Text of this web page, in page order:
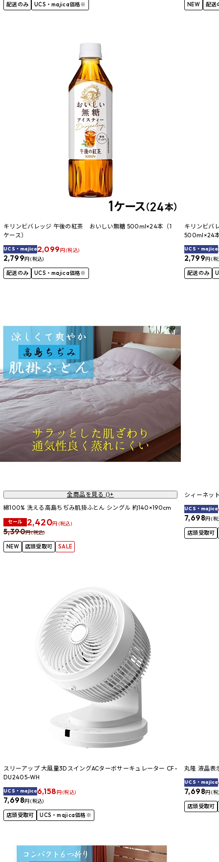
配送のみ UCS・majica価格※ NEW 配送
キリンビバレッジ 午後の紅茶 おいしい無糖 500ml×24本（1
ケース）
UCS・majica2,099円 (税込)
2,799円 (税込)
配送のみ UCS・majica価格※
キリンビバ
500ml×24
UCS・majica
2,799円 (税
配送のみ
全商品を見る ()+
綿100% 洗える高島ちぢみ肌掛ふとん シングル 約140×190cm
セール 2,420円 (税込)
5,390円 (税込)
NEW 店頭受取可 SALE
シィーネッ
UCS・majica
7,698円 (税
店頭受取可
スリーアップ 大風量3DスイングACターボサーキュレーター CF-
DU2405-WH
UCS・majica6,158円 (税込)
7,698円 (税込)
店頭受取可 UCS・majica価格※
丸隆 液晶表
UCS・majica
7,698円 (税
店頭受取可